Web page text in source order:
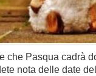
che Pasqua cadrà
nota delle date